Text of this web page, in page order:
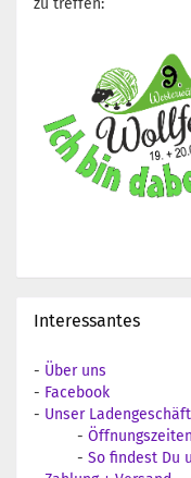
zu treffen:
Interessantes
- Über uns
- Facebook
- Unser Ladengeschäft
- Öffnungszeiten
- So findest Du